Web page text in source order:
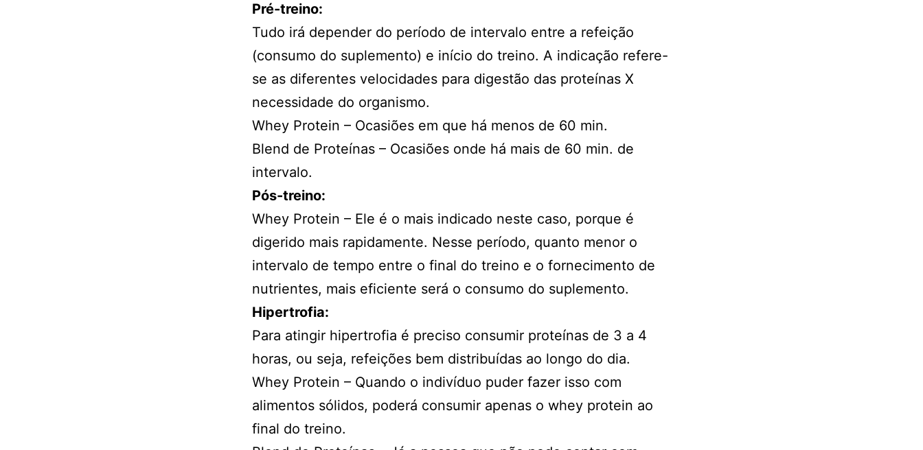
Pré-treino:
Tudo irá depender do período de intervalo entre a refeição
(consumo do suplemento) e início do treino. A indicação refere-
se as diferentes velocidades para digestão das proteínas X
necessidade do organismo.
Whey Protein – Ocasiões em que há menos de 60 min.
Blend de Proteínas – Ocasiões onde há mais de 60 min. de
intervalo.
Pós-treino:
Whey Protein – Ele é o mais indicado neste caso, porque é
digerido mais rapidamente. Nesse período, quanto menor o
intervalo de tempo entre o final do treino e o fornecimento de
nutrientes, mais eficiente será o consumo do suplemento.
Hipertrofia:
Para atingir hipertrofia é preciso consumir proteínas de 3 a 4
horas, ou seja, refeições bem distribuídas ao longo do dia.
Whey Protein – Quando o indivíduo puder fazer isso com
alimentos sólidos, poderá consumir apenas o whey protein ao
final do treino.